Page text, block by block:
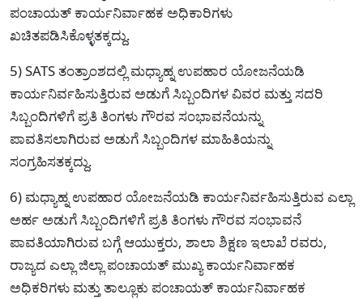
ಪಂಚಾಯತ್ ಕಾರ್ಯನಿರ್ವಾಹಕ ಅಧಿಕಾರಿಗಳು
ಖಚಿತಪಡಿಸಿಕೊಳ್ಳತಕ್ಕದ್ದು.
5) SATS ತಂತ್ರಾಂಶದಲ್ಲಿ ಮಧ್ಯಾಹ್ನ ಉಪಹಾರ ಯೋಜನೆಯಡಿ
ಕಾರ್ಯನಿರ್ವಹಿಸುತ್ತಿರುವ ಅಡುಗೆ ಸಿಬ್ಬಂದಿಗಳ ವಿವರ ಮತ್ತು ಸದರಿ
ಸಿಬ್ಬಂದಿಗಳಿಗೆ ಪ್ರತಿ ತಿಂಗಳು ಗೌರವ ಸಂಭಾವನೆಯನ್ನು
ಪಾವತಿಸಲಾಗಿರುವ ಅಡುಗೆ ಸಿಬ್ಬಂದಿಗಳ ಮಾಹಿತಿಯನ್ನು
ಸಂಗ್ರಹಿಸತಕ್ಕದ್ದು.
6) ಮಧ್ಯಾಹ್ನ ಉಪಹಾರ ಯೋಜನೆಯಡಿ ಕಾರ್ಯನಿರ್ವಹಿಸುತ್ತಿರುವ ಎಲ್ಲಾ
ಅರ್ಹ ಅಡುಗೆ ಸಿಬ್ಬಂದಿಗಳಿಗೆ ಪ್ರತಿ ತಿಂಗಳು ಗೌರವ ಸಂಭಾವನೆ
ಪಾವತಿಯಾಗಿರುವ ಬಗ್ಗೆ ಆಯುಕ್ತರು, ಶಾಲಾ ಶಿಕ್ಷಣ ಇಲಾಖೆ ರವರು,
ರಾಜ್ಯದ ಎಲ್ಲಾ ಜಿಲ್ಲಾ ಪಂಚಾಯತ್ ಮುಖ್ಯ ಕಾರ್ಯನಿರ್ವಾಹಕ
ಅಧಿಕರಿಗಳು ಮತ್ತು ತಾಲ್ಲೂಕು ಪಂಚಾಯತ್ ಕಾರ್ಯನಿರ್ವಾಹಕ